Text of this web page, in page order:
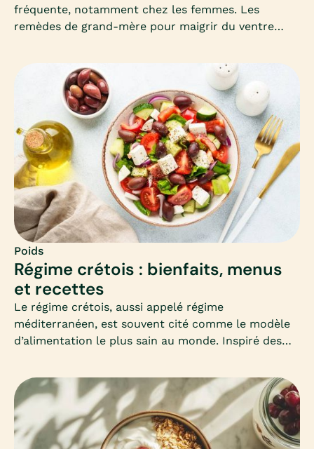
fréquente, notamment chez les femmes. Les
remèdes de grand-mère pour maigrir du ventre
Mais que valent-ils vraiment ? Découvrons
ensemble les astuces les plus connues, leur
efficacité et les précautions à connaître.
Poids
Régime crétois : bienfaits, menus
et recettes
Le régime crétois, aussi appelé régime
méditerranéen, est souvent cité comme le modèle
d’alimentation le plus sain au monde. Inspiré des
simplicité, les produits frais et les bonnes graisses.
Mais peut-il vraiment aider à maigrir ? Comment
l’adapter en hiver ? Voici un guide complet pour
comprendre et adopter ce mode d’alimentation
équilibré.